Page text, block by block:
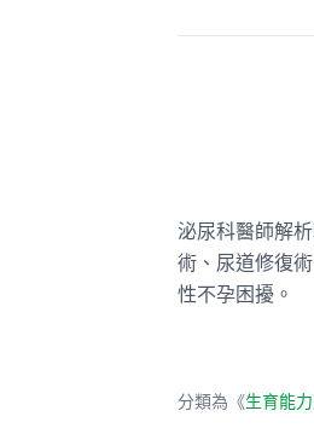
泌尿科醫師解
術、尿道修復
性不孕困擾。
分類為《生育能力